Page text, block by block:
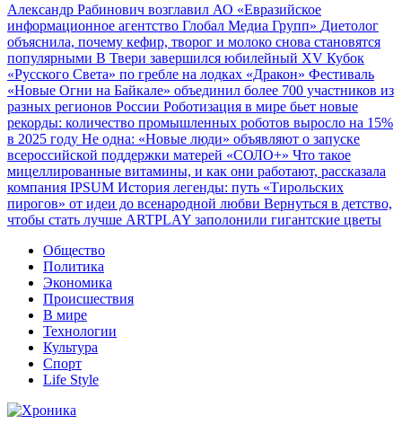
Александр Рабинович возглавил АО «Евразийское
информационное агентство Глобал Медиа Групп» Диетолог
объяснила, почему кефир, творог и молоко снова становятся
популярными В Твери завершился юбилейный XV Кубок
«Русского Света» по гребле на лодках «Дракон» Фестиваль
«Новые Огни на Байкале» объединил более 700 участников из
разных регионов России Роботизация в мире бьет новые
рекорды: количество промышленных роботов выросло на 15%
в 2025 году Не одна: «Новые люди» объявляют о запуске
всероссийской поддержки матерей «СОЛО+» Что такое
мицеллированные витамины, и как они работают, рассказала
компания IPSUM История легенды: путь «Тирольских
пирогов» от идеи до всенародной любви Вернуться в детство,
чтобы стать лучше ARTPLAY заполонили гигантские цветы
Общество
Политика
Экономика
Происшествия
В мире
Технологии
Культура
Спорт
Life Style